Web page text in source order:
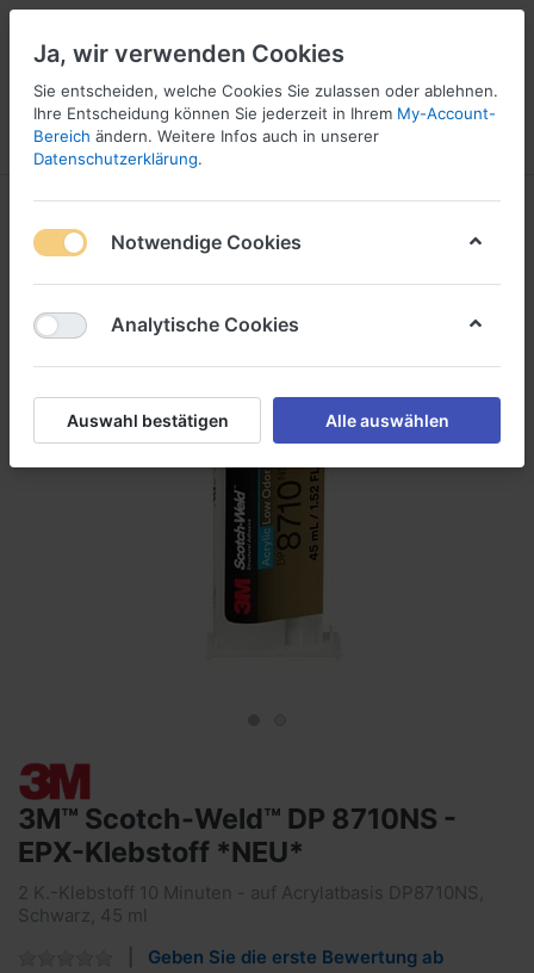
Menü Anmelden Vergleichen Wunschliste
1
3M™ Scotch-Weld™ DP 8710NS -
EPX-Klebstoff *NEU*
2 K.-Klebstoff 10 Minuten - auf Acrylatbasis DP8710NS,
Schwarz, 45 ml
Geben Sie die erste Bewertung ab
Ja, wir verwenden Cookies
Sie entscheiden, welche Cookies Sie zulassen oder ablehnen.
Ihre Entscheidung können Sie jederzeit in Ihrem My-Account-
Bereich ändern. Weitere Infos auch in unserer
Datenschutzerklärung.
Notwendige Cookies
Analytische Cookies
Auswahl bestätigen Alle auswählen